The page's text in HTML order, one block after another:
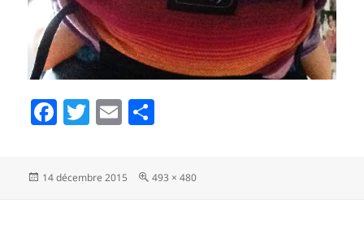
F
c
e
T
er
E
ai
l a
Publié
14 décembre 2015
Taille
493 × 480